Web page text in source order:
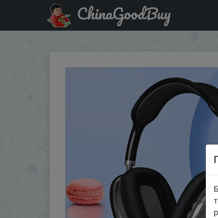
Знижка на Wireless Headphones Bluetooth Noise-
ChinaGoodBuy